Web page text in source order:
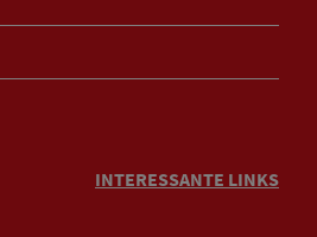
INTERESSANTE LINKS